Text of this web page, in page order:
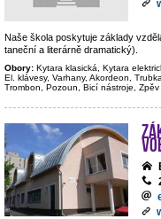
Naše škola poskytuje základy
taneční a literárně dramatický).
Obory: Kytara klasická, Kytara
El. klávesy, Varhany, Akordeon,
Trombon, Pozoun, Bicí nástroje,